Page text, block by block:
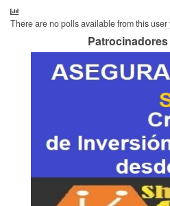
There are no polls available from this user